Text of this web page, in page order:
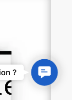
Contact
Us
?